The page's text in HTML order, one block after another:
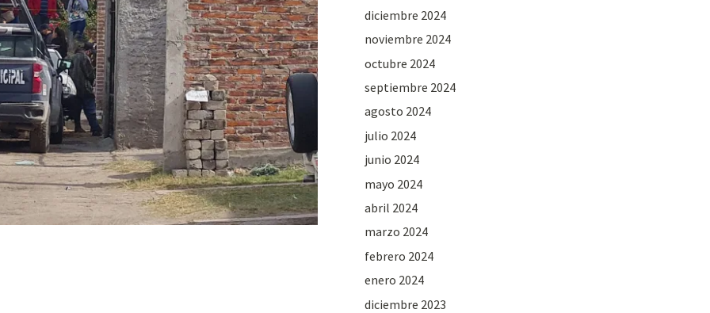
diciembre 2024
noviembre 2024
octubre 2024
septiembre 2024
agosto 2024
julio 2024
junio 2024
mayo 2024
abril 2024
marzo 2024
febrero 2024
enero 2024
diciembre 2023